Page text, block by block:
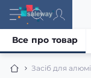
Засіб для
Все про товар